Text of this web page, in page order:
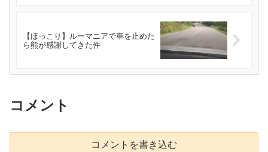
【ほっこり】ルーマニアで車を止めた
ら熊が感謝してきた件
コメント
コメントを書き込む